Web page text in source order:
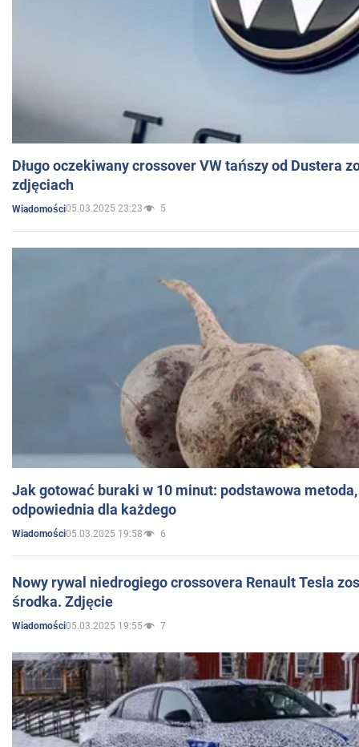
Długo oczekiwany crossover VW tańszy od Dustera
zdjęciach
Wiadomości05.03.2025 23:23 5
Jak gotować buraki w 10 minut: podstawowa
odpowiednia dla każdego
Wiadomości05.03.2025 19:58 6
Nowy rywal niedrogiego crossovera Renault Tesla
środka. Zdjęcie
Wiadomości05.03.2025 19:55 7